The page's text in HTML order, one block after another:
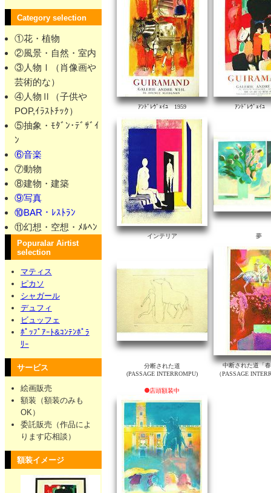
Category selection
①花・植物
②風景・自然・室内
③人物Ⅰ（肖像画や
芸術的な）
④人物Ⅱ（子供や
POP,ｲﾗｽﾄﾁｯｸ）
⑤抽象・ﾓﾀﾞﾝ･ﾃﾞｻﾞｲ
ﾝ
⑥音楽
⑦動物
⑧建物・建築
⑨写真
⑩BAR・ﾚｽﾄﾗﾝ
⑪幻想・空想・ﾒﾙﾍﾝ
Popuralar Airtist
selection
マティス
ピカソ
シャガール
デュフィ
ビュッフェ
ﾎﾟｯﾌﾟｱｰﾄ&ｺﾝﾃﾝﾎﾟﾗ
ﾘｰ
サービス
絵画販売
額装（額装のみも
OK）
委託販売（作品によ
ります応相談）
額装イメージ
ｱﾝﾄﾞﾚｳﾞｪｲﾕ 1959 ｱﾝﾄﾞﾚｳﾞｪｲﾕ
インテリア 夢
分断された道
(PASSAGE INTERROMPU)
中断された道「
（PASSAGE
店頭額装中